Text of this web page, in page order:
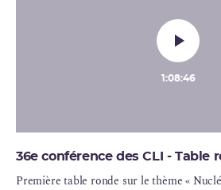
1:08:46
36e conférence des CLI - Table
Première table ronde sur le thème «